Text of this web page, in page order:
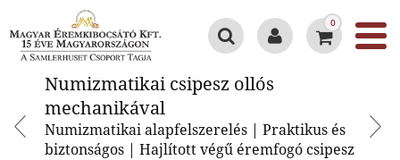
0
Numizmatikai csipesz ollós
mechanikával
Numizmatikai alapfelszerelés | Praktikus és
biztonságos | Hajlított végű éremfogó csipesz
Numizmatikai csipesz ollós
mechanikával